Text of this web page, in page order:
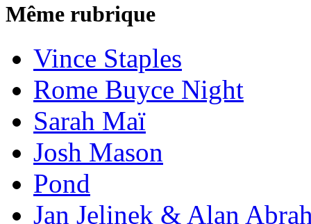
Même rubrique
Vince Staples
Rome Buyce Night
Sarah Maï
Josh Mason
Pond
Jan Jelinek & Alan